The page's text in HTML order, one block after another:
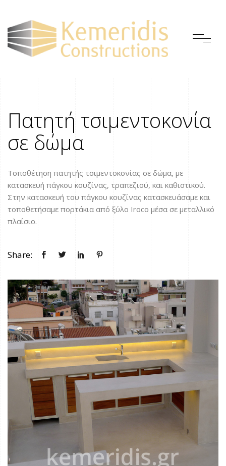
Πατητή τσιμεντοκονία
σε δώμα
Τοποθέτηση πατητής τσιμεντοκονίας σε δώμα, με
κατασκευή πάγκου κουζίνας, τραπεζιού, και καθιστικού.
Στην κατασκευή του πάγκου κουζίνας κατασκευάσαμε και
τοποθετήσαμε πορτάκια από ξύλο Iroco μέσα σε μεταλλικό
πλαίσιο.
Share: